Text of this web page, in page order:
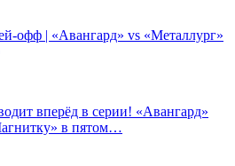
офф | «Авангард» vs «Металлург»
вперёд в серии! «Авангард»
в пятом…